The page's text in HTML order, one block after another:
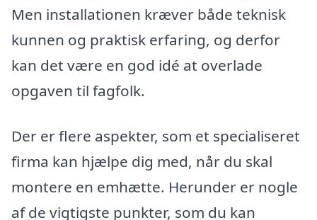
Men installationen kræver både teknisk
kunnen og praktisk erfaring, og derfor
kan det være en god idé at overlade
opgaven til fagfolk.
Der er flere aspekter, som et specialiseret
firma kan hjælpe dig med, når du skal
montere en emhætte. Herunder er nogle
af de vigtigste punkter, som du kan